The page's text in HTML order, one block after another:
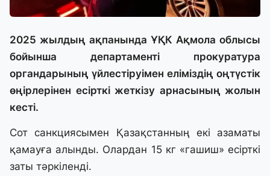
2025 жылдың ақпанында ҰҚК Ақмола облысы
бойынша департаменті прокуратура
органдарының үйлестіруімен еліміздің оңтүстік
өңірлерінен есірткі жеткізу арнасының жолын
кесті.
Сот санкциясымен Қазақстанның екі азаматы
қамауға алынды. Олардан 15 кг «гашиш» есірткі
заты тәркіленді.